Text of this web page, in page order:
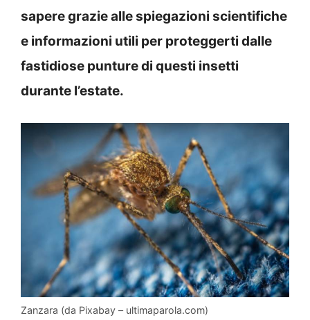
sapere grazie alle spiegazioni scientifiche
e informazioni utili per proteggerti dalle
fastidiose punture di questi insetti
durante l’estate.
Zanzara (da Pixabay – ultimaparola.com)